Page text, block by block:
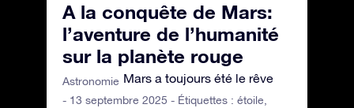
A la conquête de Mars:
l’aventure de l’humanité
sur la planète rouge
Astronomie
- 13 septembre 2025 - Étiquettes : étoile,
Mars a toujours été le rêve